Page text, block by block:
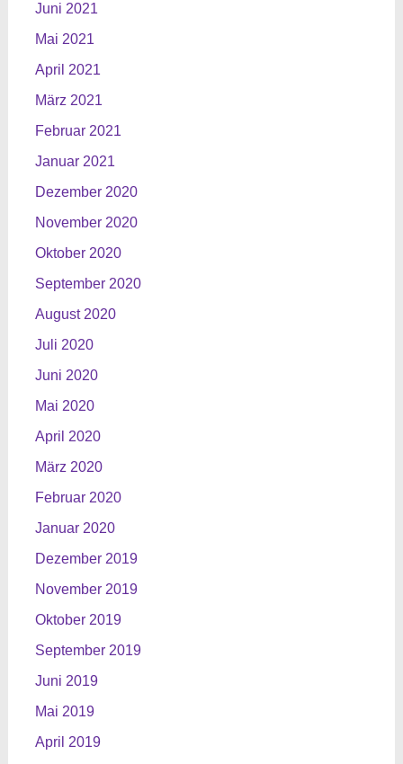
Juni 2021
Mai 2021
April 2021
März 2021
Februar 2021
Januar 2021
Dezember 2020
November 2020
Oktober 2020
September 2020
August 2020
Juli 2020
Juni 2020
Mai 2020
April 2020
März 2020
Februar 2020
Januar 2020
Dezember 2019
November 2019
Oktober 2019
September 2019
Juni 2019
Mai 2019
April 2019